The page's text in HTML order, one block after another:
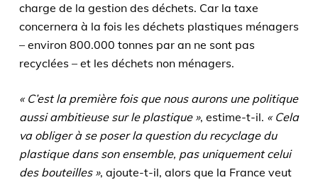
charge de la gestion des déchets. Car la taxe
concernera à la fois les déchets plastiques ménagers
– environ 800.000 tonnes par an ne sont pas
recyclées – et les déchets non ménagers.
« C’est la première fois que nous aurons une politique
aussi ambitieuse sur le plastique », estime-t-il. « Cela
va obliger à se poser la question du recyclage du
plastique dans son ensemble, pas uniquement celui
des bouteilles », ajoute-t-il, alors que la France veut